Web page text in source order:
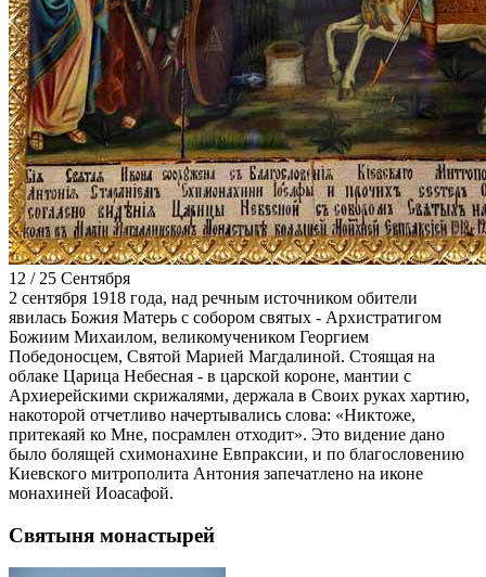
12 / 25 Сентября
2 сентября 1918 года, над речным источником обители
явилась Божия Матерь с собором святых - Архистратигом
Божиим Михаилом, великомучеником Георгием
Победоносцем, Святой Марией Магдалиной. Стоящая на
облаке Царица Небесная - в царской короне, мантии с
Архиерейскими скрижалями, держала в Своих руках хартию,
накоторой отчетливо начертывались слова: «Никтоже,
притекаяй ко Мне, посрамлен отходит». Это видение дано
было болящей схимонахине Евпраксии, и по благословению
Киевского митрополита Антония запечатлено на иконе
монахиней Иоасафой.
Святыня монастырей